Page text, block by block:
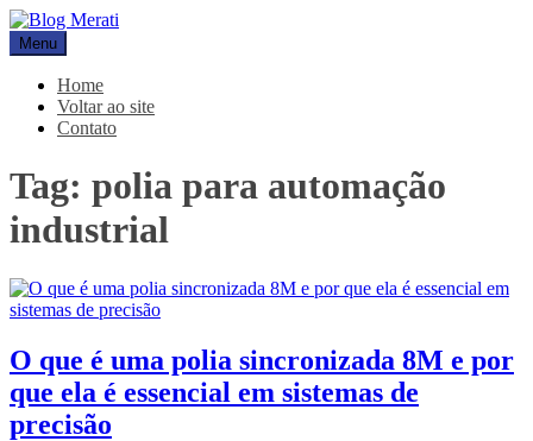
Pular
para
o
conteúdo
Blog Merati
Líder na fabricação de peças para Indústrias
Menu
Home
Voltar ao site
Contato
Tag: polia para automação
industrial
O que é uma polia sincronizada 8M e por
que ela é essencial em sistemas de
precisão